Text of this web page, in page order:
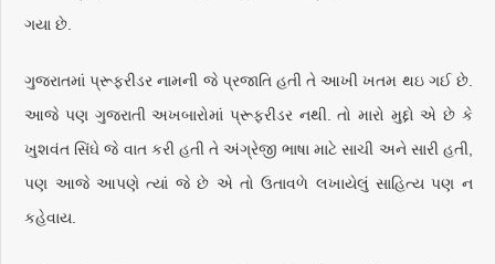
ગયા છે.
ગુજરાતમાં પ્રૂફરીડર નામની જે પ્રજાતિ હતી તે આખી ખતમ થઇ ગઈ છે.
આજે પણ ગુજરાતી અખબારોમાં પ્રૂફરીડર નથી. તો મારો મુદ્દો એ છે કે
ખુશવંત સિંઘે જે વાત કરી હતી તે અંગ્રેજી ભાષા માટે સાચી અને સારી હતી,
પણ આજે આપણે ત્યાં જે છે એ તો ઉતાવળે લખાયેલું સાહિત્ય પણ ન
કહેવાય.